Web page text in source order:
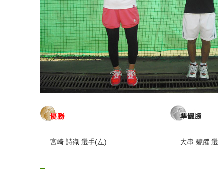
宮崎 詩織 選手(左) 大串 碧躍